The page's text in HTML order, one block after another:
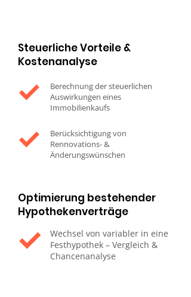
Steuerliche Vorteile &
Kostenanalyse
Berechnung der steuerlichen
Auswirkungen eines
Immobilienkaufs
Berücksichtigung von
Rennovations- &
Änderungswünschen
Optimierung bestehender
Hypothekenverträge
Wechsel von variabler in eine
Festhypothek – Vergleich &
Chancenanalyse